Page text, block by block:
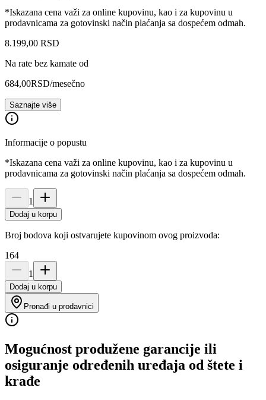
*Iskazana cena važi za online kupovinu, kao i za kupovinu u
prodavnicama za gotovinski način plaćanja sa dospećem odmah.
8.199,00 RSD
Na rate bez kamate od
684,00RSD/mesečno
Saznajte više
Informacije o popustu
*Iskazana cena važi za online kupovinu, kao i za kupovinu u
prodavnicama za gotovinski način plaćanja sa dospećem odmah.
1
Dodaj u korpu
Broj bodova koji ostvarujete kupovinom ovog proizvoda:
164
1
Dodaj u korpu
Pronađi u prodavnici
Mogućnost produžene garancije ili
osiguranje određenih uređaja od štete i
krađe